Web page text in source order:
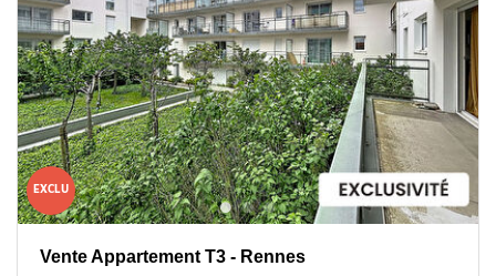
EXCLU
Vente Appartement T3 - Rennes